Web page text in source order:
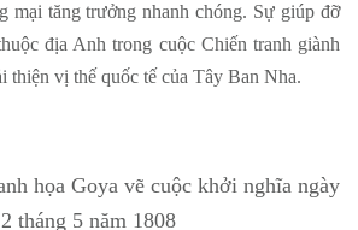
mại tăng trưởng nhanh chóng. Sự giúp đỡ
địa Anh trong cuộc Chiến tranh giành
thiện vị thế quốc tế của Tây Ban Nha.